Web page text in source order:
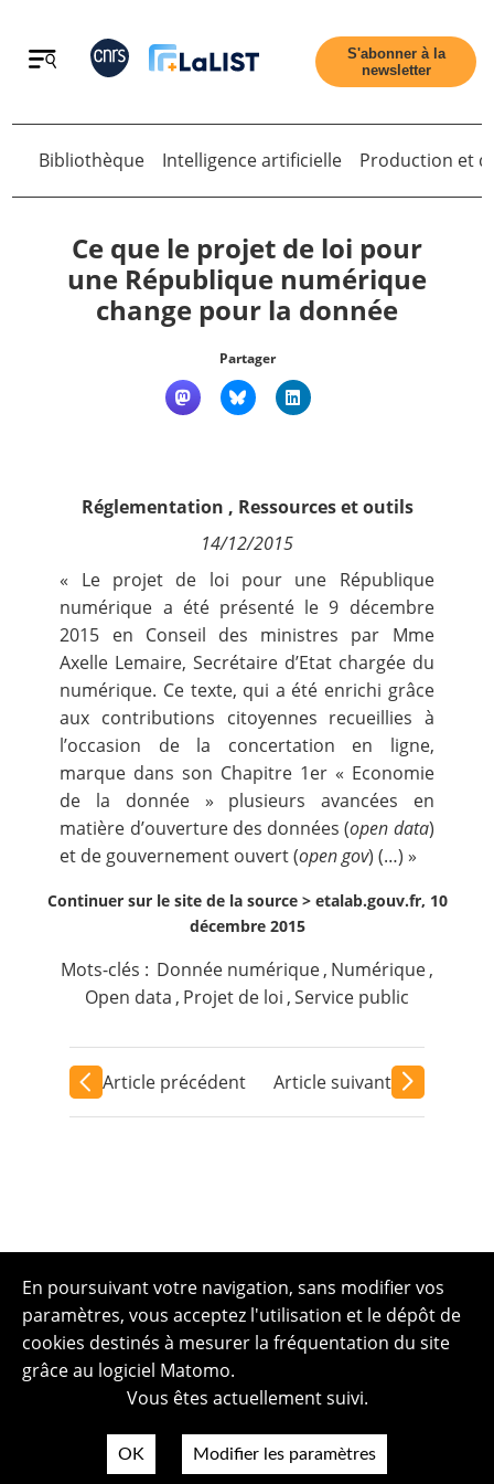
Retour
Contact
Nous suivre
S'abonner à la
newsletter
Retour
Bibliothèque Intelligence artificielle Production et
Ce que le projet de loi pour
une République numérique
change pour la donnée
Partager
Réglementation , Ressources et outils
14/12/2015
« Le projet de loi pour une République
numérique a été présenté le 9 décembre
2015 en Conseil des ministres par Mme
Axelle Lemaire, Secrétaire d’Etat chargée du
numérique. Ce texte, qui a été enrichi grâce
aux contributions citoyennes recueillies à
l’occasion de la concertation en ligne,
marque dans son Chapitre 1er « Economie
de la donnée » plusieurs avancées en
matière d’ouverture des données (open data)
et de gouvernement ouvert (open gov) (…) »
Continuer sur le site de la source > etalab.gouv.fr, 10
décembre 2015
Mots-clés : Donnée numérique, Numérique,
Open data , Projet de loi ,Service public
Article précédent Article suivant
En poursuivant votre navigation, sans modifier vos
paramètres, vous acceptez l'utilisation et le dépôt de
cookies destinés à mesurer la fréquentation du site
grâce au logiciel Matomo.
Vous êtes actuellement suivi.
OK Modifier les paramètres